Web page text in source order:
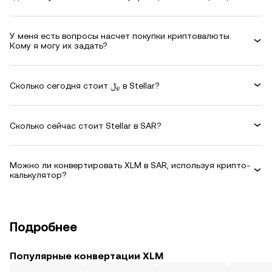
У меня есть вопросы насчет покупки криптовалюты.
Кому я могу их задать?
Сколько сегодня стоит ﷼ в Stellar?
Сколько сейчас стоит Stellar в SAR?
Можно ли конвертировать XLM в SAR, используя крипто-
калькулятор?
Подробнее
Популярные конвертации XLM